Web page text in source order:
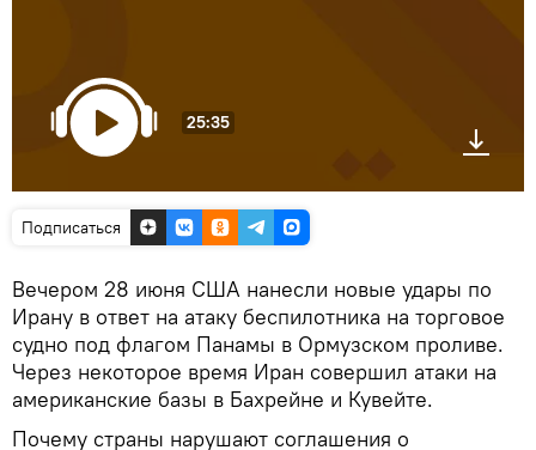
25:35
Подписаться
Вечером 28 июня США нанесли новые удары по
Ирану в ответ на атаку беспилотника на торговое
судно под флагом Панамы в Ормузском проливе.
Через некоторое время Иран совершил атаки на
американские базы в Бахрейне и Кувейте.
Почему страны нарушают соглашения о